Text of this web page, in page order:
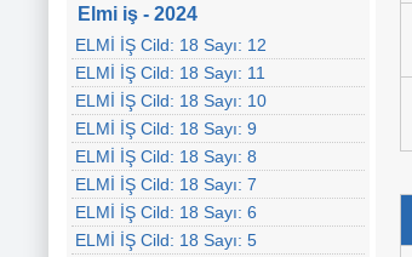
Elmi iş - 2024
ELMİ İŞ Cild: 18 Sayı: 12
ELMİ İŞ Cild: 18 Sayı: 11
ELMİ İŞ Cild: 18 Sayı: 10
ELMİ İŞ Cild: 18 Sayı: 9
ELMİ İŞ Cild: 18 Sayı: 8
ELMİ İŞ Cild: 18 Sayı: 7
ELMİ İŞ Cild: 18 Sayı: 6
ELMİ İŞ Cild: 18 Sayı: 5